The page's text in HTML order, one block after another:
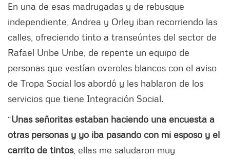
En una de esas madrugadas y de rebusque
independiente, Andrea y Orley iban recorriendo las
calles, ofreciendo tinto a transeúntes del sector de
Rafael Uribe Uribe, de repente un equipo de
personas que vestían overoles blancos con el aviso
de Tropa Social los abordó y les hablaron de los
servicios que tiene Integración Social.
“Unas señoritas estaban haciendo una encuesta a
otras personas y yo iba pasando con mi esposo y el
carrito de tintos, ellas me saludaron muy